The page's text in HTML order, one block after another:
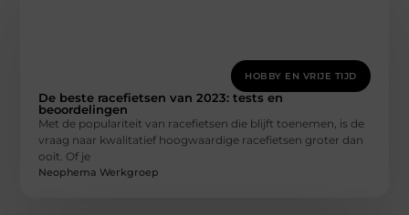
HOBBY EN VRIJE TIJD
De beste racefietsen van 2023: tests en
beoordelingen
Met de populariteit van racefietsen die blijft toenemen, is de
vraag naar kwalitatief hoogwaardige racefietsen groter dan
ooit. Of je
Neophema Werkgroep